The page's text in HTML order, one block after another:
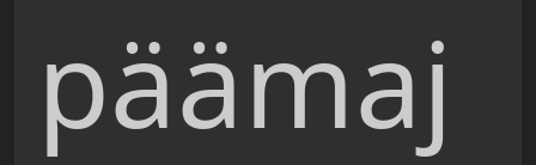
päämaj